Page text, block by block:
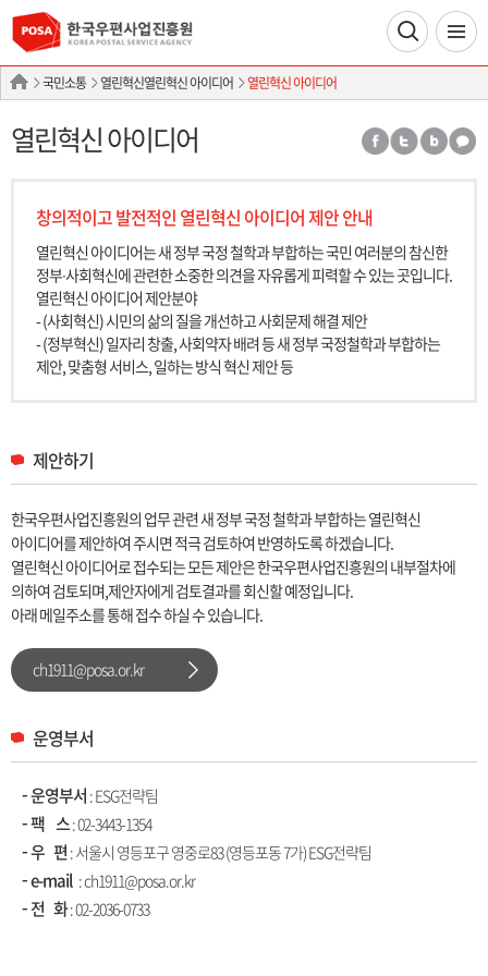
국민소통 열린혁신열린혁신 아이디어 열린혁신 아이디어
열린혁신 아이디어
창의적이고 발전적인 열린혁신 아이디어 제안 안내
열린혁신 아이디어는 새 정부 국정 철학과 부합하는 국민 여러분의 참신한
정부∙사회혁신에 관련한 소중한 의견을 자유롭게 피력할 수 있는 곳입니다.
열린혁신 아이디어 제안분야
- (사회혁신) 시민의 삶의 질을 개선하고 사회문제 해결 제안
- (정부혁신) 일자리 창출, 사회약자 배려 등 새 정부 국정철학과 부합하는
제안, 맞춤형 서비스, 일하는 방식 혁신 제안 등
제안하기
한국우편사업진흥원의 업무 관련 새 정부 국정 철학과 부합하는 열린혁신
아이디어를 제안하여 주시면 적극 검토하여 반영하도록 하겠습니다.
열린혁신 아이디어로 접수되는 모든 제안은 한국우편사업진흥원의 내부절차에
의하여 검토되며,제안자에게 검토결과를 회신할 예정입니다.
아래 메일주소를 통해 접수 하실 수 있습니다.
ch1911@posa.or.kr
운영부서
운영부서 : ESG전략팀
팩 스: 02-3443-1354
우 편 : 서울시 영등포구 영중로83 (영등포동 7가) ESG전략팀
e-mail : ch1911@posa.or.kr
전 화:02-2036-0733